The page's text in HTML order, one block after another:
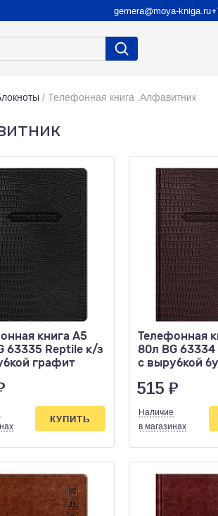
gemera@moya-kniga.ru
/ Телефонная книга .Алфавитник
книга А5
63335 Reptile к/з
графит
КУПИТЬ
Телефонная
80л BG
с вырубкой
515₽
Наличие
в магазинах